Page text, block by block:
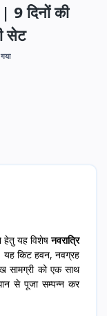
9 दिनों की
सेट
हेतु यह विशेषनवरात्रि
यह किट हवन, नवग्रह
सामग्री को एक साथ
से पूजा सम्पन्न कर